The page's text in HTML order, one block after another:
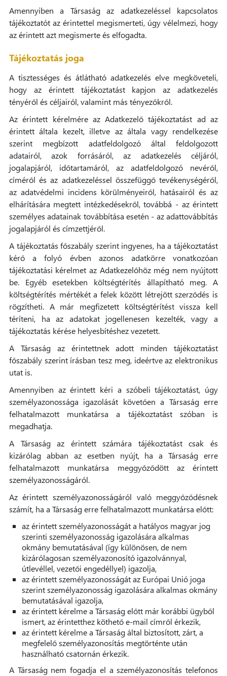
Amennyiben a Társaság az adatkezeléssel kapcsolatos
tájékoztatót az érintettel megismerteti, úgy vélelmezi, hogy
az érintett azt megismerte és elfogadta.
Tájékoztatás joga
A tisztességes és átlátható adatkezelés elve megköveteli,
hogy az érintett tájékoztatást kapjon az adatkezelés
tényéről és céljairól, valamint más tényezőkről.
Az érintett kérelmére az Adatkezelő tájékoztatást ad az
érintett általa kezelt, illetve az általa vagy rendelkezése
szerint megbízott adatfeldolgozó által feldolgozott
adatairól, azok forrásáról, az adatkezelés céljáról,
jogalapjáról, időtartamáról, az adatfeldolgozó nevéről,
címéről és az adatkezeléssel összefüggő tevékenységéről,
az adatvédelmi incidens körülményeiről, hatásairól és az
elhárítására megtett intézkedésekről, továbbá - az érintett
személyes adatainak továbbítása esetén - az adattovábbítás
jogalapjáról és címzettjéről.
A tájékoztatás főszabály szerint ingyenes, ha a tájékoztatást
kérő a folyó évben azonos adatkörre vonatkozóan
tájékoztatási kérelmet az Adatkezelőhöz még nem nyújtott
be. Egyéb esetekben költségtérítés állapítható meg. A
költségtérítés mértékét a felek között létrejött szerződés is
rögzítheti. A már megfizetett költségtérítést vissza kell
téríteni, ha az adatokat jogellenesen kezelték, vagy a
tájékoztatás kérése helyesbítéshez vezetett.
A Társaság az érintettnek adott minden tájékoztatást
főszabály szerint írásban tesz meg, ideértve az elektronikus
utat is.
Amennyiben az érintett kéri a szóbeli tájékoztatást, úgy
személyazonossága igazolását követően a Társaság erre
felhatalmazott munkatársa a tájékoztatást szóban is
megadhatja.
A Társaság az érintett számára tájékoztatást csak és
kizárólag abban az esetben nyújt, ha a Társaság erre
felhatalmazott munkatársa meggyőződött az érintett
személyazonosságáról.
Az érintett személyazonosságáról való meggyőződésnek
számít, ha a Társaság erre felhatalmazott munkatársa előtt:
az érintett személyazonosságát a hatályos magyar jog
szerinti személyazonosság igazolására alkalmas
okmány bemutatásával (így különösen, de nem
kizárólagosan személyazonosító igazolvánnyal,
útlevéllel, vezetői engedéllyel) igazolja,
az érintett személyazonosságát az Európai Unió joga
szerint személyazonosság igazolására alkalmas okmány
bemutatásával igazolja,
az érintett kérelme a Társaság előtt már korábbi ügyből
ismert, az érintetthez köthető e-mail címről érkezik,
az érintett kérelme a Társaság által biztosított, zárt, a
megfelelő személyazonosítás megtörténte után
használható csatornán érkezik.
A Társaság nem fogadja el a személyazonosítás telefonos